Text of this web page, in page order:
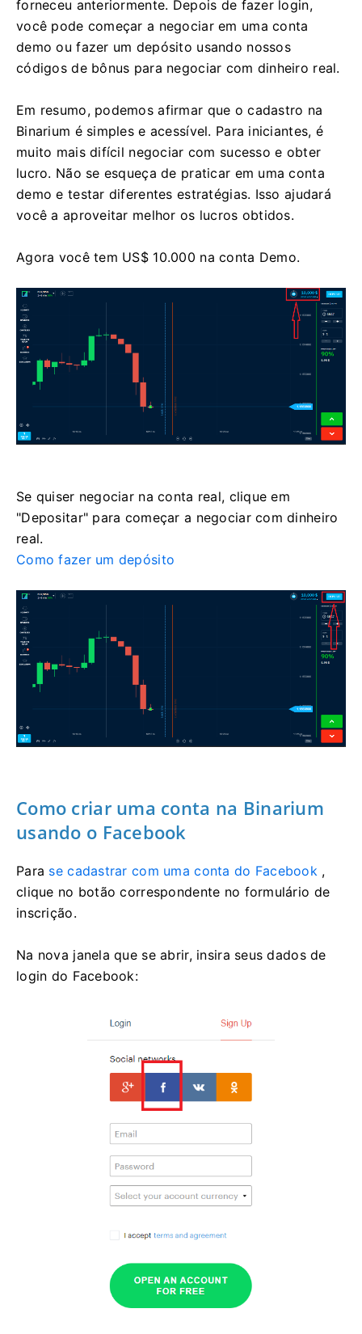
forneceu anteriormente. Depois de fazer login,
você pode começar a negociar em uma conta
demo ou fazer um depósito usando nossos
códigos de bônus para negociar com dinheiro real.
Em resumo, podemos afirmar que o cadastro na
Binarium é simples e acessível. Para iniciantes, é
muito mais difícil negociar com sucesso e obter
lucro. Não se esqueça de praticar em uma conta
demo e testar diferentes estratégias. Isso ajudará
você a aproveitar melhor os lucros obtidos.
Agora você tem US$ 10.000 na conta Demo.
Se quiser negociar na conta real, clique em
"Depositar" para começar a negociar com dinheiro
real.
Como fazer um depósito
Como criar uma conta na Binarium
usando o Facebook
Para se cadastrar com uma conta do Facebook ,
clique no botão correspondente no formulário de
inscrição.
Na nova janela que se abrir, insira seus dados de
login do Facebook: